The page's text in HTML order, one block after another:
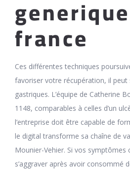
generique
france
Ces différentes techniques
favoriser votre récupération, il peut
gastriques. L’équipe de Catherine
1148, comparables à celles d’un
l’entreprise doit être capable de
le digital transforme sa chaîne de
Mounier-Vehier. Si vos symptômes
s’aggraver après avoir consommé